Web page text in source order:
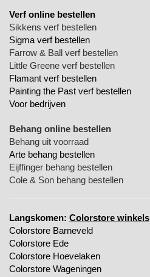
Verf online bestellen
Sikkens verf bestellen
Sigma verf bestellen
Farrow & Ball verf bestellen
Little Greene verf bestellen
Flamant verf bestellen
Painting the Past verf bestellen
Voor bedrijven
Behang online bestellen
Behang uit voorraad
Arte behang bestellen
Eijffinger behang bestellen
Cole & Son behang bestellen
Langskomen: Colorstore winkels
Colorstore Barneveld
Colorstore Ede
Colorstore Hoevelaken
Colorstore Wageningen